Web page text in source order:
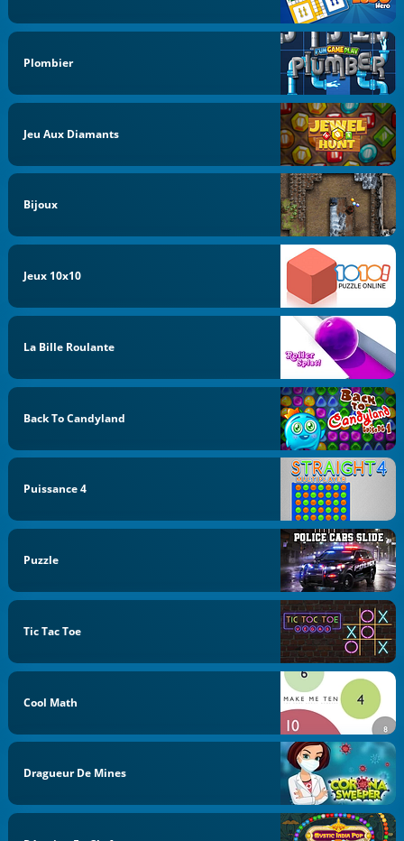
Plombier
Jeu Aux Diamants
Bijoux
Jeux 10x10
La Bille Roulante
Back To Candyland
Puissance 4
Puzzle
Tic Tac Toe
Cool Math
Dragueur De Mines